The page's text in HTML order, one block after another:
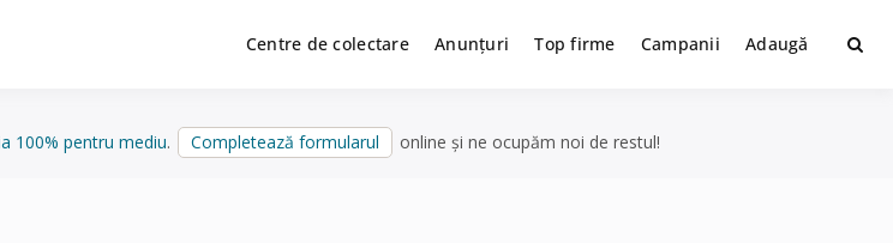
Centre de colectare Anunțuri Top firme Campanii Adaugă
100% pentru mediu. Completează formularul online și ne ocupăm noi de restul!